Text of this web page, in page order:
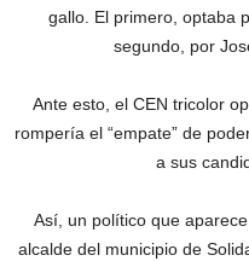
gallo. El primero, optaba
segundo, por
Ante esto, el CEN tricolor
rompería el “empate” de
a sus
Así, un político que
alcalde del municipio de